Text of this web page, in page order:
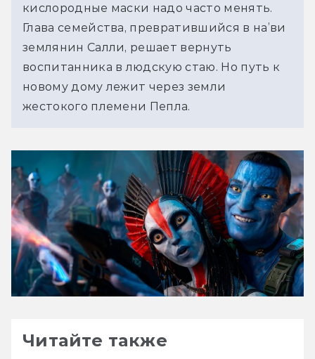
кислородные маски надо часто менять.
Глава семейства, превратившийся в на’ви
землянин Салли, решает вернуть
воспитанника в людскую стаю. Но путь к
новому дому лежит через земли
жестокого племени Пепла.
Читайте также